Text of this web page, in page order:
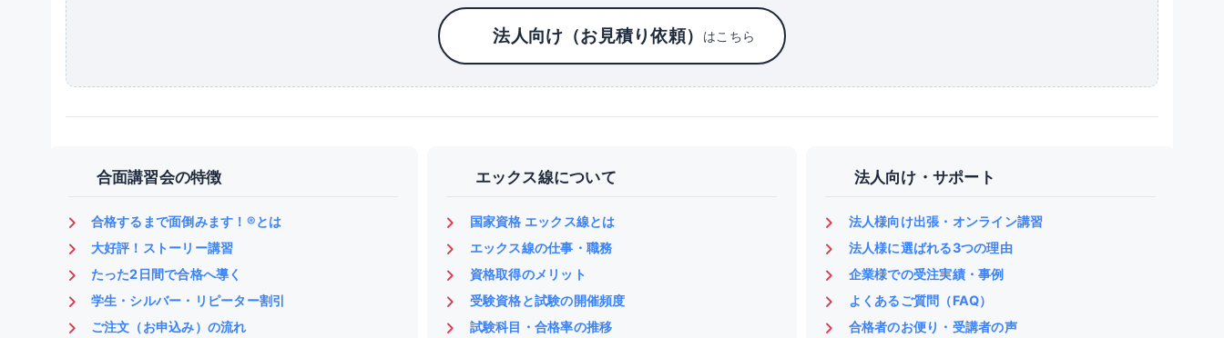
法人向け（お見積り依頼） はこちら
合面講習会の特徴
合格するまで面倒みます！®とは
大好評！ストーリー講習
たった2日間で合格へ導く
学生・シルバー・リピーター割引
ご注文（お申込み）の流れ
エックス線について
国家資格 エックス線とは
エックス線の仕事・職務
資格取得のメリット
受験資格と試験の開催頻度
試験科目・合格率の推移
法人向け・サポート
法人様向け出張・オンライン講習
法人様に選ばれる3つの理由
企業様での受注実績・事例
よくあるご質問（FAQ）
合格者のお便り・受講者の声